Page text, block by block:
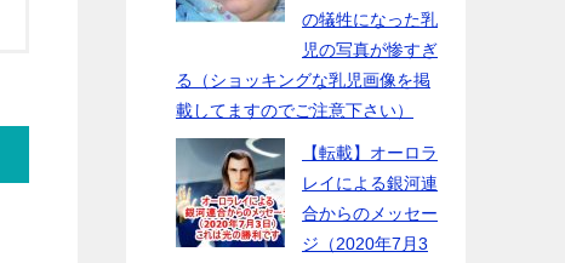
の犠牲になった乳
児の写真が惨すぎ
る（ショッキングな乳児画像を掲
載してますのでご注意下さい）
【転載】オーロラ
レイによる銀河連
合からのメッセー
ジ（2020年7月3